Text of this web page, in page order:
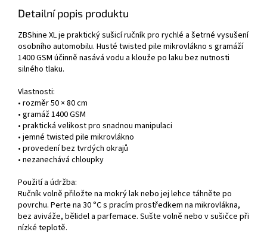
Detailní popis produktu
ZBShine XL je praktický sušicí ručník pro rychlé a šetrné vysušení
osobního automobilu. Husté twisted pile mikrovlákno s gramáží
1400 GSM účinně nasává vodu a klouže po laku bez nutnosti
silného tlaku.
Vlastnosti:
• rozměr 50 × 80 cm
• gramáž 1400 GSM
• praktická velikost pro snadnou manipulaci
• jemné twisted pile mikrovlákno
• provedení bez tvrdých okrajů
• nezanechává chloupky
Použití a údržba:
Ručník volně přiložte na mokrý lak nebo jej lehce táhněte po
povrchu. Perte na 30 °C s pracím prostředkem na mikrovlákna,
bez aviváže, bělidel a parfemace. Sušte volně nebo v sušičce při
nízké teplotě.